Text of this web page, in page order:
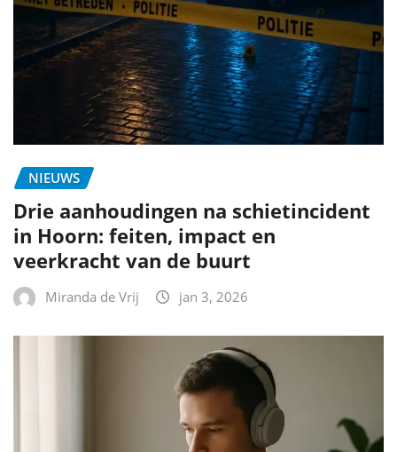
NIEUWS
Drie aanhoudingen na schietincident
in Hoorn: feiten, impact en
veerkracht van de buurt
Miranda de Vrij jan 3, 2026